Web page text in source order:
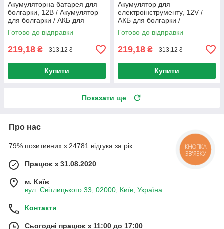
Акумуляторна батарея для
болгарки, 12В / Акумулятор
для болгарки / АКБ для
болгарки
Готово до відправки
219,18 ₴ 313,12 ₴
Купити
Акумулятор для
електроінструменту, 12V /
АКБ для болгарки /
Акумуляторна батарея для
шуруповерта
Готово до відправки
219,18 ₴ 313,12 ₴
Купити
Показати ще
Про нас
79% позитивних з 24781 відгука за рік
Працює з 31.08.2020
м. Київ
вул. Світлицького 33, 02000, Київ, Україна
Контакти
Сьогодні працює з 11:00 до 17:00
КНОПКА
ЗВ'ЯЗКУ